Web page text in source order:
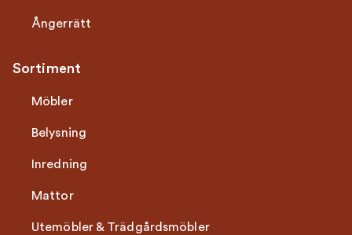
Ångerrätt
Sortiment
Möbler
Belysning
Inredning
Mattor
Utemöbler & Trädgårdsmöbler